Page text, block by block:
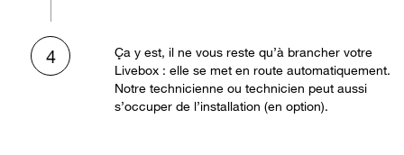
4
Ça y est, il ne vous reste qu’à brancher votre
Livebox : elle se met en route automatiquement.
Notre technicienne ou technicien peut aussi
s’occuper de l’installation (en option).